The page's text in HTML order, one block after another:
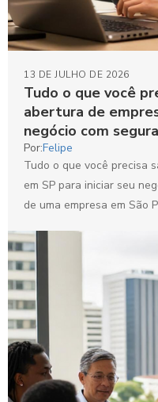
Tudo o que você
abertura de
negócio com
13 DE JULHO DE 2026
Por:Felipe
Tudo o que você precisa
em SP para iniciar seu negócio
de uma empresa em São